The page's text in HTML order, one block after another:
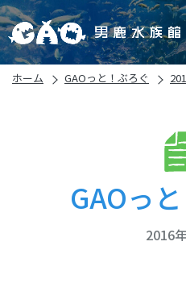
ホーム GAOっと！ぶろぐ
GAOっ
2016